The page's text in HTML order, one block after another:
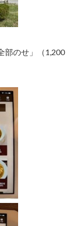
のせ」（1,200